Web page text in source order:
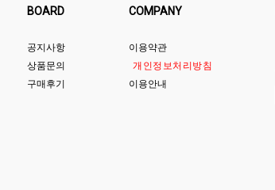
BOARD
공지사항
상품문의
구매후기
COMPANY
이용약관
개인정보처리방침
이용안내